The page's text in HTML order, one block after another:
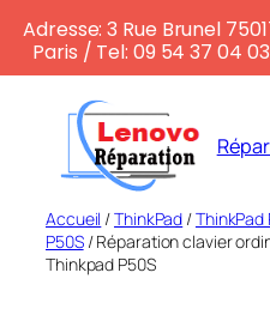
contenu
Accueil /ThinkPad /ThinkPad
P50S/ Réparation clavier
Thinkpad P50S
Adresse: 3 Rue Brunel
Paris / Tel: 09 54 37 04 03